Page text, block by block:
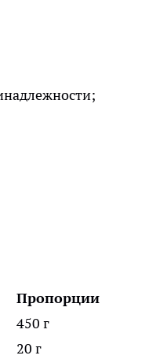
Пропорции
450 г
20 г